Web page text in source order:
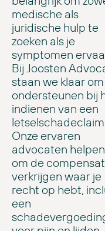
medische als
juridische hulp te
zoeken als je
symptomen
Bij Joosten
staan we klaar
ondersteunen bij
indienen van een
letselschadeclaim.
Onze ervaren
advocaten
om de
verkrijgen waar je
recht op hebt,
een